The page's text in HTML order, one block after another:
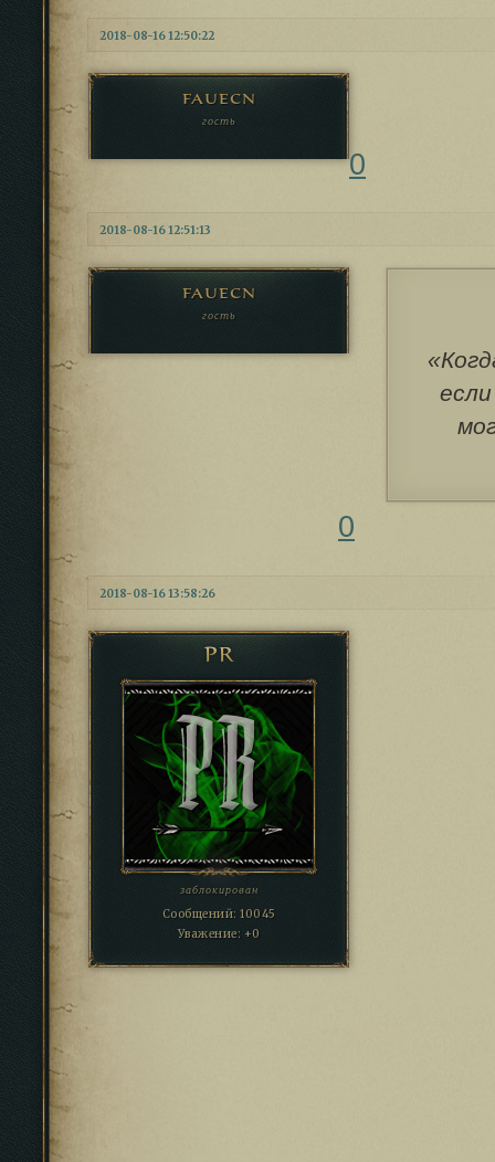
2018-08-16 12:50:22
fauecn
гость
0
2018-08-16 12:51:13
fauecn
гость
0
2018-08-16 13:58:26
PR
заблокирован
Сообщений: 10045
Уважение: +0